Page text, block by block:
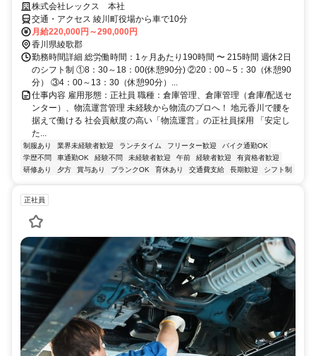
株式会社レックス 本社
交通・アクセス 綾川町役場から車で10分
月給220,000円～290,000円
香川県綾歌郡
勤務時間詳細 総労働時間：1ヶ月あたり190時間 〜 215時間 週休2日
のシフト制 ①8：30～18：00(休憩90分) ②20：00～5：30（休憩90
分） ③4：00～13：30（休憩90分）...
仕事内容 雇用形態：正社員 職種：倉庫管理、倉庫管理（倉庫/配送セ
ンター）、物流運営管理 未経験から物流のプロへ！ 地元香川で腰を
据えて働ける 社会貢献度の高い「物流運営」の正社員採用 「安定し
た...
制服あり 業界未経験者歓迎 ランチタイム フリーター歓迎
バイク通勤OK
学歴不問
車通勤OK 経験不問 未経験者歓迎 午前 経験者歓迎
有資格者歓迎
研修あり
夕方 賞与あり ブランクOK 育休あり 交通費支給 長期歓迎 シフト制
正社員